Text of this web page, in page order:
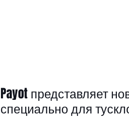
Payot представляет
специально для